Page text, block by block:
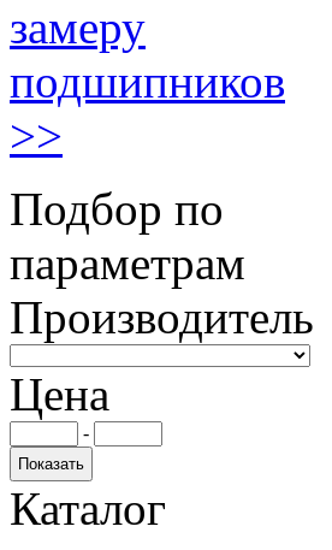
замеру
подшипников
>>
Подбор по
параметрам
Производитель
Цена
-
Каталог